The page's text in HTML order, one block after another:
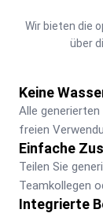
Wir bieten die
über
Keine
Alle
freien
Einfache
Teilen Sie
Teamkollegen
Integrierte